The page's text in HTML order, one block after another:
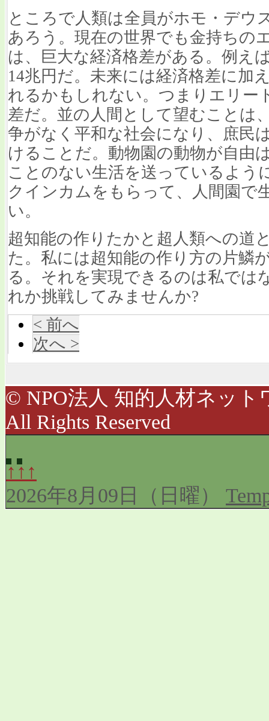
ところで人類は全員がホモ・デウ
あろう。現在の世界でも金持ちの
は、巨大な経済格差がある。例え
14兆円だ。未来には経済格差に加
れるかもしれない。つまりエリー
差だ。並の人間として望むことは
争がなく平和な社会になり、庶民
けることだ。動物園の動物が自由
ことのない生活を送っているよう
クインカムをもらって、人間園で
い。
超知能の作りたかと超人類への道
た。私には超知能の作り方の片鱗
る。それを実現できるのは私では
れか挑戦してみませんか?
< 前へ
次へ >
© NPO法人 知的人材ネット
All Rights Reserved
↑↑↑
2026年8月09日（日曜）